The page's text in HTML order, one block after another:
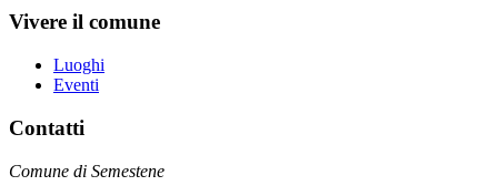
Vivere il comune
Luoghi
Eventi
Contatti
Comune di Semestene